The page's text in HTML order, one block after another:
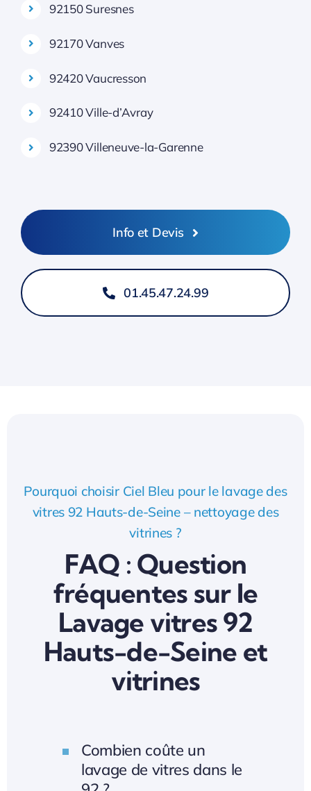
92150 Suresnes
92170 Vanves
92420 Vaucresson
92410 Ville-d’Avray
92390 Villeneuve-la-Garenne
Info et Devis
01.45.47.24.99
Pourquoi choisir Ciel Bleu pour le lavage des
vitres 92 Hauts-de-Seine – nettoyage des
vitrines ?
FAQ : Question
fréquentes sur le
Lavage vitres 92
Hauts-de-Seine et
vitrines
Combien coûte un
lavage de vitres dans le